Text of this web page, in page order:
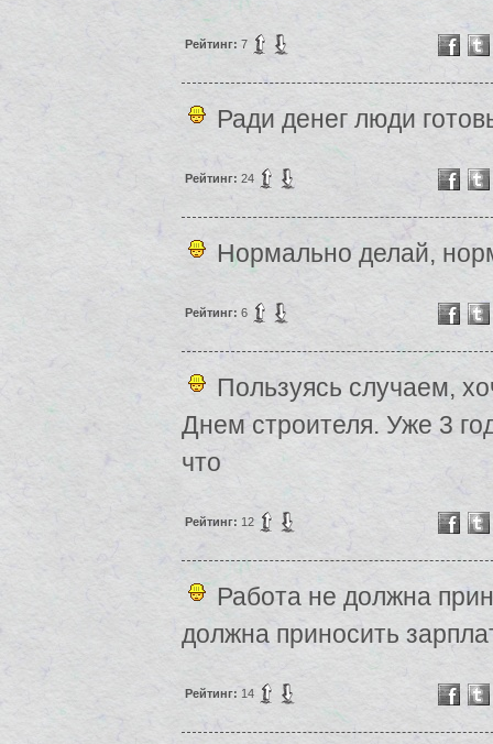
Рейтинг: 7
Ради денег люди
Рейтинг: 24
Нормально делай,
Рейтинг: 6
Пользуясь случаем,
Днем строителя. Уже 3
что
Рейтинг: 12
Работа не должна
должна приносить
Рейтинг: 14